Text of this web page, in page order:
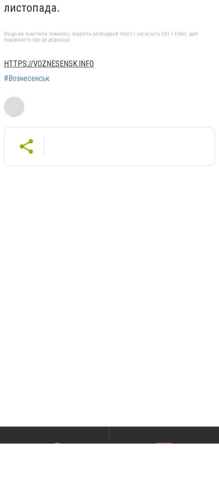
листопада.
Якщо ви помітили помилку, виділіть необхідний текст і натисніть Ctrl + Enter, щоб
повідомити про це редакцію
HTTPS://VOZNESENSK.INFO
#Вознесенськ